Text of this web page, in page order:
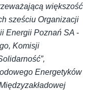
większość
sześciu Organizacji
Energii Poznań SA -
Komisji
Energetyków